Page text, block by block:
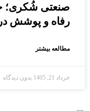
صنعتی شُکری؛
رفاه و پوشش
مطالعه بیشتر
خرداد 21, 1405 بدون دیدگاه